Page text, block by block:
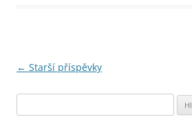
Navigace
← Starší příspěvky